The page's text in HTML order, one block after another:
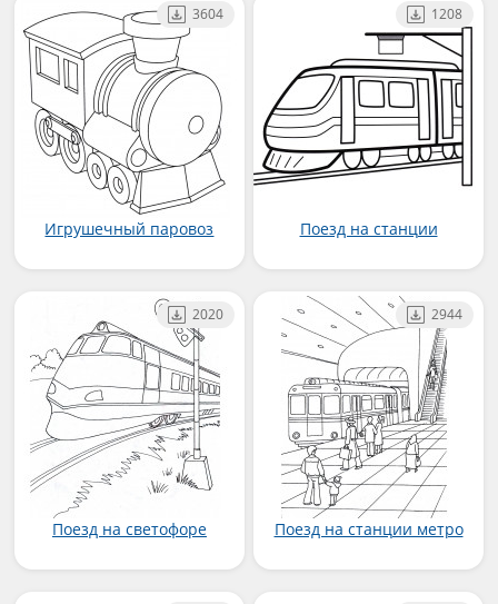
Игрушечный паровоз
3604
Поезд на станции
1208
Поезд на светофоре
2020
Поезд на станции метро
2944